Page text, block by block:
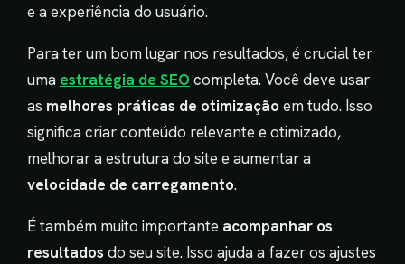
e a experiência do usuário.
Para ter um bom lugar nos resultados, é crucial ter
uma estratégia de SEO completa. Você deve usar
as melhores práticas de otimização em tudo. Isso
significa criar conteúdo relevante e otimizado,
melhorar a estrutura do site e aumentar a
velocidade de carregamento.
É também muito importante acompanhar os
resultados do seu site. Isso ajuda a fazer os ajustes